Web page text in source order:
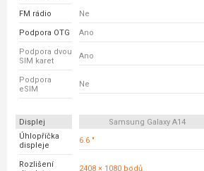
FM rádio Ne
Podpora OTG Ano
Podpora dvou
SIM karet
Ano
Podpora
eSIM
Ne
Displej Samsung Galaxy A14
Úhlopříčka
displeje
6.6 "
Rozlišení
2408 × 1080 bodů